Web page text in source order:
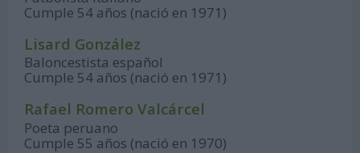
Cumple 54 años (nació en 1971)
Lisard González
Baloncestista español
Cumple 54 años (nació en 1971)
Rafael Romero Valcárcel
Poeta peruano
Cumple 55 años (nació en 1970)